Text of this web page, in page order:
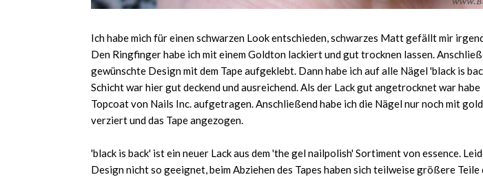
Ich habe mich für einen schwarzen Look entschieden, schwarzes Matt gefällt mir
Den Ringfinger habe ich mit einem Goldton lackiert und gut trocknen lassen.
gewünschte Design mit dem Tape aufgeklebt. Dann habe ich auf alle Nägel 'black is
Schicht war hier gut deckend und ausreichend. Als der Lack gut angetrocknet war
Topcoat von Nails Inc. aufgetragen. Anschließend habe ich die Nägel nur noch mit
verziert und das Tape angezogen.
'black is back' ist ein neuer Lack aus dem 'the gel nailpolish' Sortiment von essence.
Design nicht so geeignet, beim Abziehen des Tapes haben sich teilweise größere